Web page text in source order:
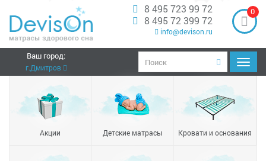
8 495 723 99 72
8 495 72 399 72
info@devison.ru
Ваш город:
г.Дмитров
0
Акции Детские матрасы Кровати и основания